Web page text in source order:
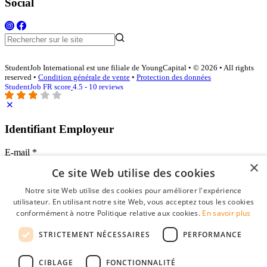
Social
StudentJob International est une filiale de YoungCapital • © 2026 • All rights
reserved • Condition générale de vente • Protection des données
StudentJob FR score 4.5 - 10 reviews
Identifiant Employeur
E-mail *
Mot de passe
se souvenir de moi
mot de passe oublié?
Profil Employeur gratuit
×
Ce site Web utilise des cookies
Notre site Web utilise des cookies pour améliorer l'expérience
utilisateur. En utilisant notre site Web, vous acceptez tous les cookies
conformément à notre Politique relative aux cookies. En savoir plus
STRICTEMENT NÉCESSAIRES PERFORMANCE
CIBLAGE FONCTIONNALITÉ